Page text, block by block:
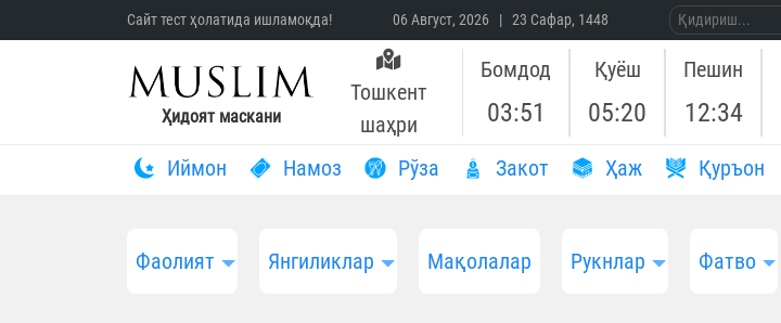
Сайт тест ҳолатида ишламоқда! 06 Август, 2026 | 23 Сафар, 1448
Ҳидоят маскани
Тошкент
шаҳри
Бомдод
03:51
Қуёш
05:20
Пешин
12:34
Иймон Намоз Рўза Закот Ҳаж Қуръон
Фаолият Янгиликлар Мақолалар Рукнлар Фатво